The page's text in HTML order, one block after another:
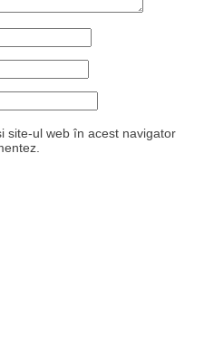
site-ul web în acest navigator